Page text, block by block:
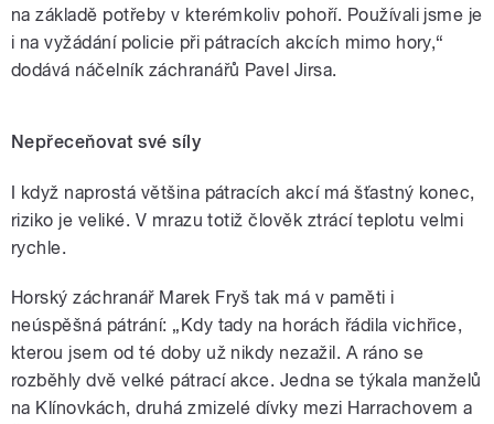
na základě potřebyv kterémkoliv pohoří. Používali jsme je
i na vyžádání policie při pátracích akcích mimo hory,“
dodává náčelník záchranářů Pavel Jirsa.
Nepřeceňovat své síly
I když naprostá většina pátracích akcí má šťastný konec,
riziko je veliké. V mrazu totiž člověk ztrácí teplotu velmi
rychle.
Horský záchranář Marek Fryš tak má v paměti i
neúspěšná pátrání: „Kdy tady na horách řádila vichřice,
kterou jsem od té doby už nikdy nezažil. A ráno se
rozběhly dvě velké pátrací akce. Jedna se týkala manželů
na Klínovkách, druhá zmizelé dívky mezi Harrachovem a